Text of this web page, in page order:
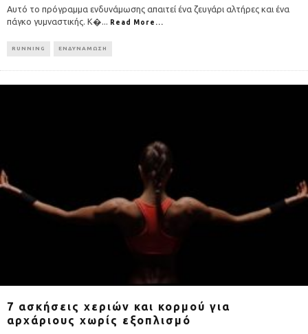
Αυτό το πρόγραμμα ενδυνάμωσης απαιτεί ένα ζευγάρι αλτήρες και ένα
πάγκο γυμναστικής. Κ�
Read More...
RUNNING ΕΝΔΥΝΑΜΩΣΗ
7 ασκήσεις χεριών και κορμού για
αρχάριους χωρίς εξοπλισμό